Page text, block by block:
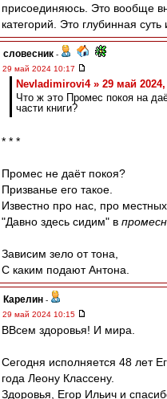
присоединяюсь. Это вообще
категорий. Это глубинная суть
словесник -
29 май 2024 10:17
Nevladimirovi4 » 29 май 2024,
Что ж это Промес покоя на
части книги?
* * *
Промес не даёт покоя?
Призванье его такое.
Известно про нас, про
"Давно здесь сидим" в
Зависим зело от тона,
С каким подают Антона.
Карелин -
29 май 2024 10:15
ВВсем здоровья! И мира.
Сегодня исполняется 48 лет
года Леону Классену.
Здоровья, Егор Ильич и